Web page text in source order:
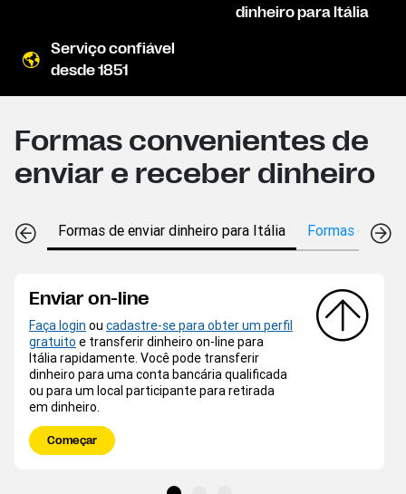
dinheiro para Itália
Serviço confiável
desde 1851
Formas convenientes de
enviar e receber dinheiro
Formas de enviar dinheiro para Itália Formas de
Enviar on-line
Faça login ou cadastre-se para obter um perfil
gratuito e transferir dinheiro on-line para
Itália rapidamente. Você pode transferir
dinheiro para uma conta bancária qualificada
ou para um local participante para retirada
em dinheiro.
Começar